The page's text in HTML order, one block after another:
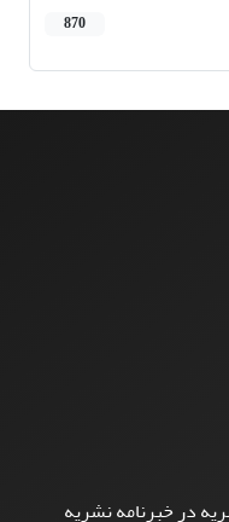
870
در خبرنامه نشریه